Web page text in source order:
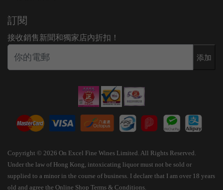
訂閱
接收銷售新聞和獨家店內折扣！
添加
Copyright © 2026 On Excel Fine Wines Limited. All Rights Reserved.
Under the law of Hong Kong, intoxicating liquor must not be sold or
supplied to a minor in the course of business. I declare that I am over 18 years
old and agree the Online Shop Terms & Conditions.